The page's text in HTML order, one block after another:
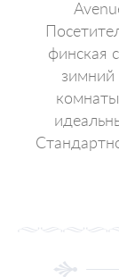
финская
зимний